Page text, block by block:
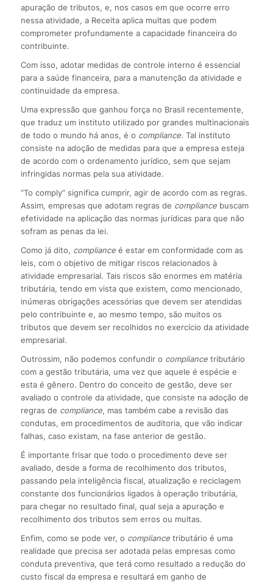
apuração de tributos, e, nos casos em que ocorre erro
nessa atividade, a Receita aplica multas que podem
comprometer profundamente a capacidade financeira do
contribuinte.
Com isso, adotar medidas de controle interno é essencial
para a saúde financeira, para a manutenção da atividade e
continuidade da empresa.
Uma expressão que ganhou força no Brasil recentemente,
que traduz um instituto utilizado por grandes multinacionais
de todo o mundo há anos, é o compliance. Tal instituto
consiste na adoção de medidas para que a empresa esteja
de acordo com o ordenamento jurídico, sem que sejam
infringidas normas pela sua atividade.
“To comply” significa cumprir, agir de acordo com as regras.
Assim, empresas que adotam regras de compliancebuscam
efetividade na aplicação das normas jurídicas para que não
sofram as penas da lei.
Como já dito, complianceé estar em conformidade com as
leis, com o objetivo de mitigar riscos relacionados à
atividade empresarial. Tais riscos são enormes em matéria
tributária, tendo em vista que existem, como mencionado,
inúmeras obrigações acessórias que devem ser atendidas
pelo contribuinte e, ao mesmo tempo, são muitos os
tributos que devem ser recolhidos no exercício da atividade
empresarial.
Outrossim, não podemos confundir o compliancetributário
com a gestão tributária, uma vez que aquele é espécie e
esta é gênero. Dentro do conceito de gestão, deve ser
avaliado o controle da atividade, que consiste na adoção de
regras de compliance, mas também cabe a revisão das
condutas, em procedimentos de auditoria, que vão indicar
falhas, caso existam, na fase anterior de gestão.
É importante frisar que todo o procedimento deve ser
avaliado, desde a forma de recolhimento dos tributos,
passando pela inteligência fiscal, atualização e reciclagem
constante dos funcionários ligados à operação tributária,
para chegar no resultado final, qual seja a apuração e
recolhimento dos tributos sem erros ou multas.
Enfim, como se pode ver, o compliancetributário é uma
realidade que precisa ser adotada pelas empresas como
conduta preventiva, que terá como resultado a redução do
custo fiscal da empresa e resultará em ganho de